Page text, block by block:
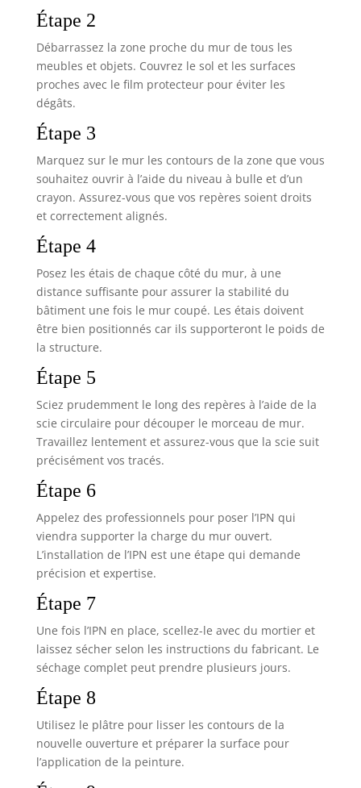
Étape 2
Débarrassez la zone proche du mur de tous les
meubles et objets. Couvrez le sol et les surfaces
proches avec le film protecteur pour éviter les
dégâts.
Étape 3
Marquez sur le mur les contours de la zone que vous
souhaitez ouvrir à l’aide du niveau à bulle et d’un
crayon. Assurez-vous que vos repères soient droits
et correctement alignés.
Étape 4
Posez les étais de chaque côté du mur, à une
distance suffisante pour assurer la stabilité du
bâtiment une fois le mur coupé. Les étais doivent
être bien positionnés car ils supporteront le poids de
la structure.
Étape 5
Sciez prudemment le long des repères à l’aide de la
scie circulaire pour découper le morceau de mur.
Travaillez lentement et assurez-vous que la scie suit
précisément vos tracés.
Étape 6
Appelez des professionnels pour poser l’IPN qui
viendra supporter la charge du mur ouvert.
L’installation de l’IPN est une étape qui demande
précision et expertise.
Étape 7
Une fois l’IPN en place, scellez-le avec du mortier et
laissez sécher selon les instructions du fabricant. Le
séchage complet peut prendre plusieurs jours.
Étape 8
Utilisez le plâtre pour lisser les contours de la
nouvelle ouverture et préparer la surface pour
l’application de la peinture.